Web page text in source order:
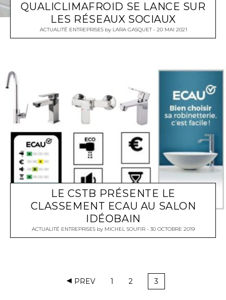
QUALICLIMAFROID SE LANCE SUR
LES RÉSEAUX SOCIAUX
ACTUALITÉ ENTREPRISESby LARA GASQUET 20 MAI 2021
LE CSTB PRÉSENTE LE
CLASSEMENT ECAU AU SALON
IDÉOBAIN
ACTUALITÉ ENTREPRISES by MICHEL SOUFIR 30 OCTOBRE 2019
PREV 1 2 3